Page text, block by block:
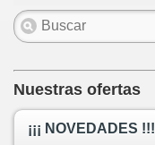
Nuestras ofertas
¡¡¡ NOVEDADES !!!